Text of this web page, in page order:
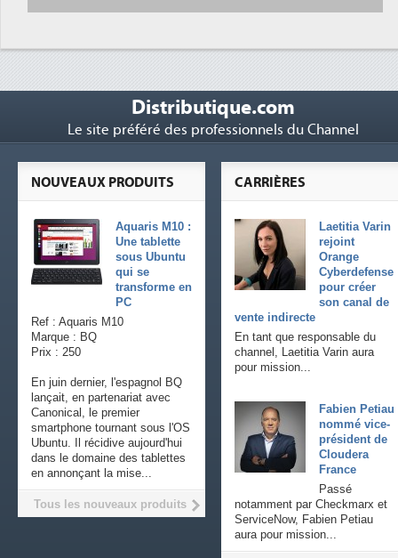
Distributique.com
Le site préféré des professionnels du Channel
CARRIÈRES
Laetitia Varin
rejoint
Orange
Cyberdefense
pour créer
son canal de
vente indirecte
En tant que responsable du
channel, Laetitia Varin aura
pour mission...
Fabien Petiau
nommé vice-
président de
Cloudera
France
Passé
notamment par Checkmarx et
ServiceNow, Fabien Petiau
aura pour mission...
NOUVEAUX PRODUITS
Aquaris M10 :
Une tablette
sous Ubuntu
qui se
transforme en
PC
Ref : Aquaris M10
Marque : BQ
Prix : 250
En juin dernier, l'espagnol BQ
lançait, en partenariat avec
Canonical, le premier
smartphone tournant sous l'OS
Ubuntu. Il récidive aujourd'hui
dans le domaine des tablettes
en annonçant la mise...
Tous les nouveaux produits